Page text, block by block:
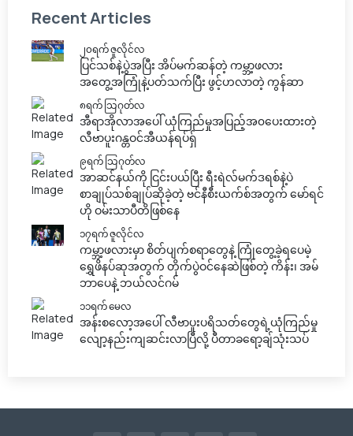
Recent Articles
၂၀ရက် ဇူလိုင်လ
ပြင်သစ်နဲ့ပွဲအပြီး အိပ်မက်ဆန်တဲ့ ကမ္ဘာ့ဖလား
အတွေ့အကြုံနဲ့ပတ်သက်ပြီး ဖွင့်ဟလာတဲ့ ကွန်ဆာ
၈ရက် သြဂုတ်လ
အီရာအိုလာအပေါ် ယုံကြည်မှုအပြည့်အ၀ပေးထားတဲ့
လီဗာပူးဂန္တဝင်အီယန်ရပ်ရှ်
၉ရက် သြဂုတ်လ
အာဆင်နယ်ကို ငြင်းပယ်ပြီး ရီးရဲလ်မက်ဒရစ်နဲ့ပဲ
စာချုပ်သစ်ချုပ်ဆိုခဲ့တဲ့ ဗင်နီစီးယက်စ်အတွက် မော်ရင်
ဟို ဝမ်းသာပီတိဖြစ်နေ
၁၇ရက် ဇူလိုင်လ
ကမ္ဘာ့ဖလားမှာ စိတ်ပျက်စရာတွေနဲ့ ကြုံတွေ့ခဲ့ရပေမဲ့
ရွှေဖိနပ်ဆုအတွက် တိုက်ပွဲဝင်နေဆဲဖြစ်တဲ့ ကိန်း၊ အမ်
ဘာပေနဲ့ ဘယ်လင်ဂမ်
၁၁ရက် မေလ
အန်းစလော့အပေါ် လီဗာပူးပရိသတ်တွေရဲ့ယုံကြည်မှု
လျော့နည်းကျဆင်းလာပြီလို့ ပီတာခရော့ချ်သုံးသပ်